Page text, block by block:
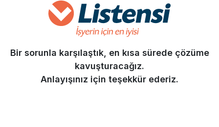
Bir sorunla karşılaştık, en kısa sürede çözüme
kavuşturacağız.
Anlayışınız için teşekkür ederiz.